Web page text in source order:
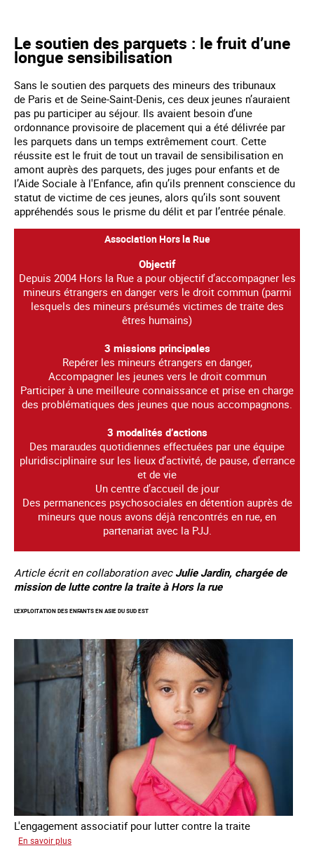
Le soutien des parquets : le fruit d’une
longue sensibilisation
Sans le soutien des parquets des mineurs des tribunaux
de Paris et de Seine-Saint-Denis, ces deux jeunes n’auraient
pas pu participer au séjour. Ils avaient besoin d’une
ordonnance provisoire de placement qui a été délivrée par
les parquets dans un temps extrêmement court. Cette
réussite est le fruit de tout un travail de sensibilisation en
amont auprès des parquets, des juges pour enfants et de
l’Aide Sociale à l'Enfance, afin qu’ils prennent conscience du
statut de victime de ces jeunes, alors qu’ils sont souvent
appréhendés sous le prisme du délit et par l’entrée pénale.
Association Hors la Rue
Objectif
Depuis 2004 Hors la Rue a pour objectif d’accompagner les
mineurs étrangers en danger vers le droit commun (parmi
lesquels des mineurs présumés victimes de traite des
êtres humains)
3 missions principales
Repérer les mineurs étrangers en danger,
Accompagner les jeunes vers le droit commun
Participer à une meilleure connaissance et prise en charge
des problématiques des jeunes que nous accompagnons.
3 modalités d’actions
Des maraudes quotidiennes effectuées par une équipe
pluridisciplinaire sur les lieux d’activité, de pause, d’errance
et de vie
Un centre d’accueil de jour
Des permanences psychosociales en détention auprès de
mineurs que nous avons déjà rencontrés en rue, en
partenariat avec la PJJ.
Article écrit en collaboration avec Julie Jardin, chargée de
mission de lutte contre la traite à Hors la rue
L'EXPLOITATION DES ENFANTS EN ASIE DU SUD EST
L'engagement associatif pour lutter contre la traite
En savoir plus